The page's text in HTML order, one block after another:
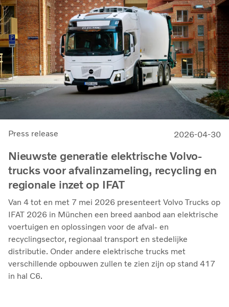
Press release 2026-04-30
Nieuwste generatie elektrische Volvo-
trucks voor afvalinzameling, recycling en
regionale inzet op IFAT
Van 4 tot en met 7 mei 2026 presenteert Volvo Trucks op
IFAT 2026 in München een breed aanbod aan elektrische
voertuigen en oplossingen voor de afval- en
recyclingsector, regionaal transport en stedelijke
distributie. Onder andere elektrische trucks met
verschillende opbouwen zullen te zien zijn op stand 417
in hal C6.